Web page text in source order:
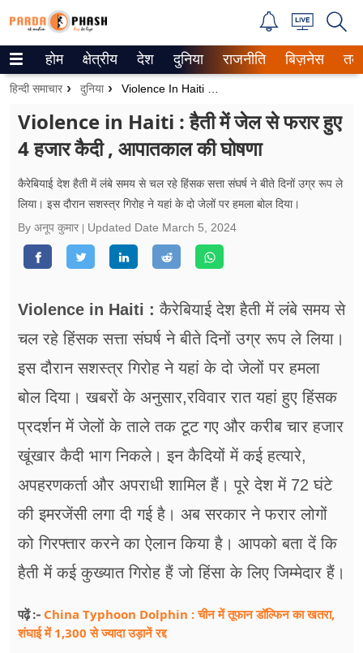
Trending on Google News
वेब स्टोरीज
उत्तर प्रदेश
गैलरी
वीडियो
जीवन मंत्रा
फूड
सेहत
ब्‍यूटी
जॉब्स
शिक्षा
होम क्षेत्रीय देश दुनिया राजनीति बिज़नेस
हिन्दी समाचार दुनिया
Violence in Haiti : हैती में जेल से फरार हुए
4 हजार कैदी , आपातकाल की घोषणा
कैरेबियाई देश हैती में लंबे समय से चल रहे हिंसक सत्ता संघर्ष ने बीते दिनों उग्र रूप ले
लिया। इस दौरान सशस्त्र गिरोह ने यहां के दो जेलों पर हमला बोल दिया।
By अनूप कुमार
Updated Date March 5, 2024
Violence in Haiti : कैरेबियाई देश हैती में लंबे समय से
चल रहे हिंसक सत्ता संघर्ष ने बीते दिनों उग्र रूप ले लिया।
इस दौरान सशस्त्र गिरोह ने यहां के दो जेलों पर हमला
बोल दिया। खबरों के अनुसार,रविवार रात यहां हुए हिंसक
प्रदर्शन में जेलों के ताले तक टूट गए और करीब चार हजार
खूंखार कैदी भाग निकले। इन कैदियों में कई हत्यारे,
अपहरणकर्ता और अपराधी शामिल हैं। पूरे देश में 72 घंटे
की इमरजेंसी लगा दी गई है। अब सरकार ने फरार लोगों
को गिरफ्तार करने का ऐलान किया है। आपको बता दें कि
हैती में कई कुख्यात गिरोह हैं जो हिंसा के लिए जिम्मेदार हैं।
पढ़ें :- China Typhoon Dolphin : चीन में तूफान डॉल्फिन का खतरा,
शंघाई में 1,300 से ज्यादा उड़ानें रद्द